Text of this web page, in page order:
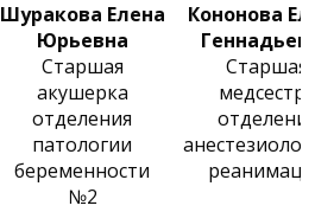
Шуракова Елена
Юрьевна
Старшая
акушерка
отделения
патологии
беременности
№2
Кононова
Старшая
медсестра